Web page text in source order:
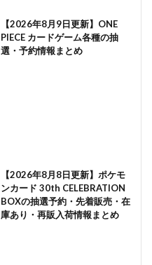
【2026年8月9日更新】ONE
PIECE カードゲーム各種の抽
選・予約情報まとめ
【2026年8月8日更新】ポケモ
ンカード 30th CELEBRATION
BOXの抽選予約・先着販売・在
庫あり・再販入荷情報まとめ